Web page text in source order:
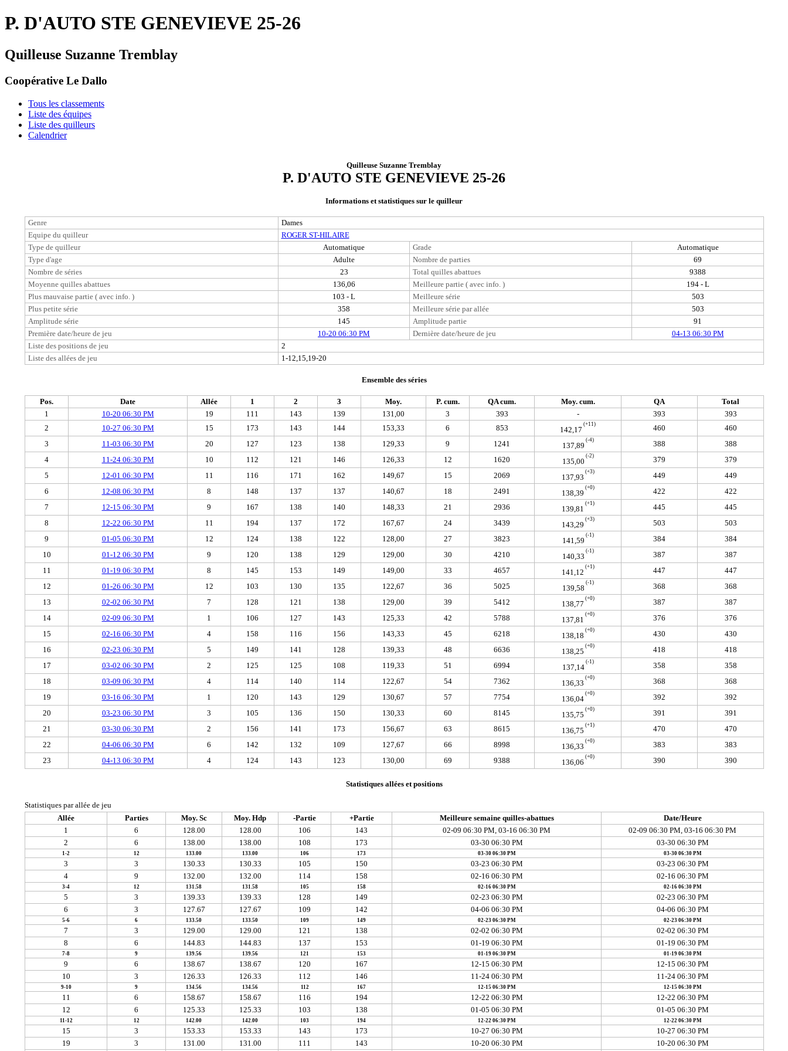
P. D'AUTO STE GENEVIEVE 25-26
Quilleuse Suzanne Tremblay
Coopérative Le Dallo
Tous les classements
Liste des équipes
Liste des quilleurs
Calendrier
Quilleuse Suzanne Tremblay
P. D'AUTO STE GENEVIEVE 25-26
Informations et statistiques sur le quilleur
Genre
Dames
Equipe du quilleur
ROGER ST-HILAIRE
Type de quilleur
Automatique Grade
Automatique
Type d'age
Adulte Nombre de parties
69
Nombre de séries
23 Total quilles abattues
9388
Moyenne quilles abattues
136,06 Meilleure partie ( avec info. )
194 - L
Plus mauvaise partie ( avec info. )
103 - L Meilleure série
503
Plus petite série
358 Meilleure série par allée
503
Amplitude série
145 Amplitude partie
91
Première date/heure de jeu
10-20 06:30 PM Dernière date/heure de jeu
04-13 06:30 PM
Liste des positions de jeu
2
Liste des allées de jeu
1-12,15,19-20
Ensemble des séries
Pos. Date Allée 1 2 3 Moy. P. cum. QA cum. Moy. cum. QA
Total
1
10-20 06:30 PM 19 111 143 139 131,00 3 393 - 393
393
2
10-27 06:30 PM 15 173 143 144 153,33 6 853 142,17
(+11) 460
460
3
11-03 06:30 PM 20 127 123 138 129,33 9 1241 137,89
(-4) 388
388
4
11-24 06:30 PM 10 112 121 146 126,33 12 1620 135,00
(-2) 379
379
5
12-01 06:30 PM 11 116 171 162 149,67 15 2069 137,93
(+3) 449
449
6
12-08 06:30 PM 8 148 137 137 140,67 18 2491 138,39
(+0) 422
422
7
12-15 06:30 PM 9 167 138 140 148,33 21 2936 139,81
(+1) 445
445
8
12-22 06:30 PM 11 194 137 172 167,67 24 3439 143,29
(+3) 503
503
9
01-05 06:30 PM 12 124 138 122 128,00 27 3823 141,59
(-1) 384
384
10
01-12 06:30 PM 9 120 138 129 129,00 30 4210 140,33
(-1) 387
387
11
01-19 06:30 PM 8 145 153 149 149,00 33 4657 141,12
(+1) 447
447
12
01-26 06:30 PM 12 103 130 135 122,67 36 5025 139,58
(-1) 368
368
13
02-02 06:30 PM 7 128 121 138 129,00 39 5412 138,77
(+0) 387
387
14
02-09 06:30 PM 1 106 127 143 125,33 42 5788 137,81
(+0) 376
376
15
02-16 06:30 PM 4 158 116 156 143,33 45 6218 138,18
(+0) 430
430
16
02-23 06:30 PM 5 149 141 128 139,33 48 6636 138,25
(+0) 418
418
17
03-02 06:30 PM 2 125 125 108 119,33 51 6994 137,14
(-1) 358
358
18
03-09 06:30 PM 4 114 140 114 122,67 54 7362 136,33
(+0) 368
368
19
03-16 06:30 PM 1 120 143 129 130,67 57 7754 136,04
(+0) 392
392
20
03-23 06:30 PM 3 105 136 150 130,33 60 8145 135,75
(+0) 391
391
21
03-30 06:30 PM 2 156 141 173 156,67 63 8615 136,75
(+1) 470
470
22
04-06 06:30 PM 6 142 132 109 127,67 66 8998 136,33
(+0) 383
383
23
04-13 06:30 PM 4 124 143 123 130,00 69 9388 136,06
(+0) 390 390
Statistiques allées et positions
Statistiques par allée de jeu
Allée
Parties Moy. Sc Moy. Hdp -Partie +Partie Meilleure semaine quilles-abattues
Date/Heure
1
6 128.00 128.00 106 143 02-09 06:30 PM, 03-16 06:30 PM
02-09 06:30 PM, 03-16 06:30 PM
2
6 138.00 138.00 108 173 03-30 06:30 PM 03-30 06:30 PM
1-2 12 133.00 133.00 106 173 03-30 06:30 PM 03-30 06:30 PM
3 3 130.33 130.33 105 150 03-23 06:30 PM
03-23 06:30 PM
4
9 132.00 132.00 114 158 02-16 06:30 PM 02-16 06:30 PM
3-4 12 131.58 131.58 105 158 02-16 06:30 PM 02-16 06:30 PM
5 3 139.33 139.33 128 149 02-23 06:30 PM
02-23 06:30 PM
6
3 127.67 127.67 109 142 04-06 06:30 PM 04-06 06:30 PM
5-6 6 133.50 133.50 109 149 02-23 06:30 PM 02-23 06:30 PM
7 3 129.00 129.00 121 138 02-02 06:30 PM
02-02 06:30 PM
8
6 144.83 144.83 137 153 01-19 06:30 PM 01-19 06:30 PM
7-8 9 139.56 139.56 121 153 01-19 06:30 PM 01-19 06:30 PM
9 6 138.67 138.67 120 167 12-15 06:30 PM
12-15 06:30 PM
10
3 126.33 126.33 112 146 11-24 06:30 PM 11-24 06:30 PM
9-10 9 134.56 134.56 112 167 12-15 06:30 PM 12-15 06:30 PM
11 6 158.67 158.67 116 194 12-22 06:30 PM
12-22 06:30 PM
12
6 125.33 125.33 103 138 01-05 06:30 PM 01-05 06:30 PM
11-12 12 142.00 142.00 103 194 12-22 06:30 PM 12-22 06:30 PM
15 3 153.33 153.33 143 173 10-27 06:30 PM
10-27 06:30 PM
19
3 131.00 131.00 111 143 10-20 06:30 PM
10-20 06:30 PM